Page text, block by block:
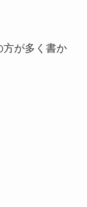
方が多く書か